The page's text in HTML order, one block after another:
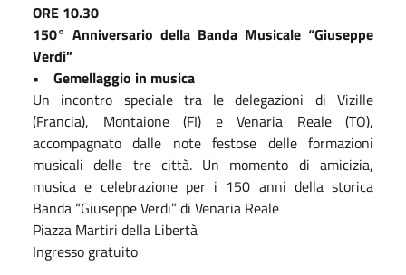
ORE 10.30
150° Anniversario della Banda Musicale “Giuseppe
Verdi”
• Gemellaggio in musica
Un incontro speciale tra le delegazioni di Vizille
(Francia), Montaione (FI) e Venaria Reale (TO),
accompagnato dalle note festose delle formazioni
musicali delle tre città. Un momento di amicizia,
musica e celebrazione per i 150 anni della storica
Banda “Giuseppe Verdi” di Venaria Reale
Piazza Martiri della Libertà
Ingresso gratuito